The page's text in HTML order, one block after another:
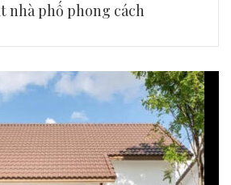
nhà phố phong cách